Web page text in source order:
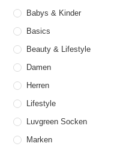
Babys & Kinder
Basics
Beauty & Lifestyle
Damen
Herren
Lifestyle
Luvgreen Socken
Marken